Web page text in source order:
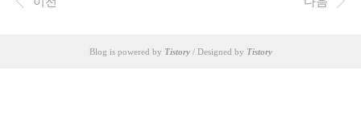
전에서는 Warning 정도로 처리했던 unsafe 함수들
래와 같은 오류창을 띄우며 컴파일에 실패합니다.
Blog is powered by Tistory/ Designed by Tistory